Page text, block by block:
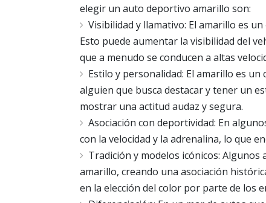
elegir un auto deportivo amarillo son:
Visibilidad y llamativo: El amarillo es
Esto puede aumentar la visibilidad del
que a menudo se conducen a altas
Estilo y personalidad: El amarillo es
alguien que busca destacar y tener un
mostrar una actitud audaz y segura.
Asociación con deportividad: En
con la velocidad y la adrenalina, lo que
Tradición y modelos icónicos:
amarillo, creando una asociación
en la elección del color por parte de los